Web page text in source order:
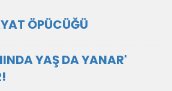
ÖPÜCÜĞÜ
YAŞ DA YANAR'